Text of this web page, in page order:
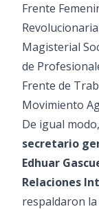
Frente
Magisterial
de
Frente de
Movimiento
De igual
secretario
Edhuar
Relaciones
respaldaron